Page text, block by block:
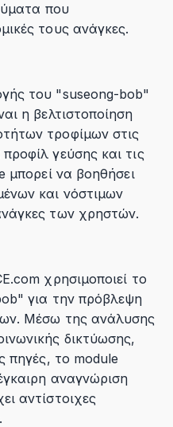
που
τους ανάγκες.
του "suseong-bob"
η βελτιστοποίηση
τροφίμων στις
γεύσης και τις
μπορεί να βοηθήσει
και νόστιμων
των χρηστών.
χρησιμοποιεί το
για την πρόβλεψη
Μέσω της ανάλυσης
δικτύωσης,
πηγές, το module
αναγνώριση
αντίστοιχες